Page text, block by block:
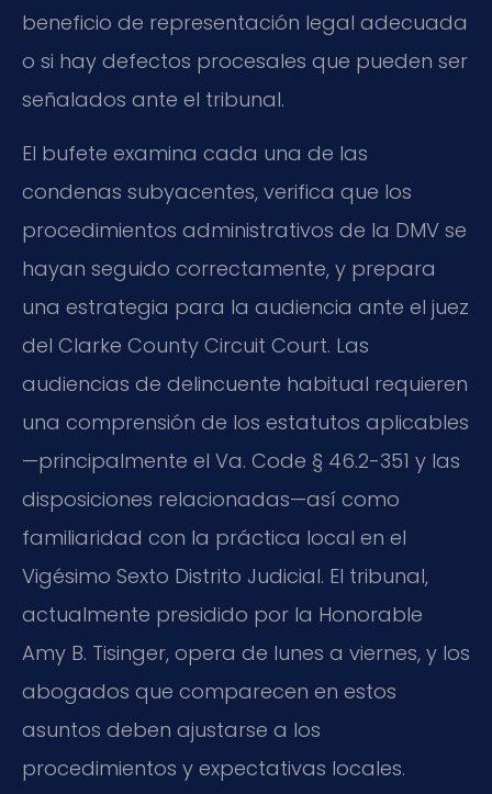
beneficio de representación legal adecuada
o si hay defectos procesales que pueden ser
señalados ante el tribunal.
El bufete examina cada una de las
condenas subyacentes, verifica que los
procedimientos administrativos de la DMV se
hayan seguido correctamente, y prepara
una estrategia para la audiencia ante el juez
del Clarke County Circuit Court. Las
audiencias de delincuente habitual requieren
una comprensión de los estatutos aplicables
—principalmente el Va. Code § 46.2-351 y las
disposiciones relacionadas—así como
familiaridad con la práctica local en el
Vigésimo Sexto Distrito Judicial. El tribunal,
actualmente presidido por la Honorable
Amy B. Tisinger, opera de lunes a viernes, y los
abogados que comparecen en estos
asuntos deben ajustarse a los
procedimientos y expectativas locales.